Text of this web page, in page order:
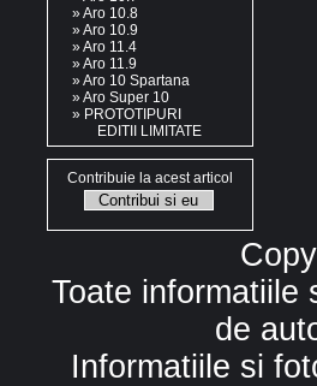
»Aro 10.8
»Aro 10.9
»Aro 11.4
»Aro 11.9
»Aro 10 Spartana
»Aro Super 10
» PROTOTIPURI
EDITII LIMITATE
Contribuie la acest articol
Toate informatiile
de
Informatiile si